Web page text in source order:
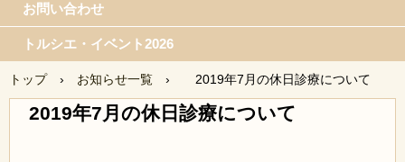
お問い合わせ
トルシエ・イベント2026
トップ › お知らせ一覧 › 2019年7月の休日診療について
2019年7月の休日診療について